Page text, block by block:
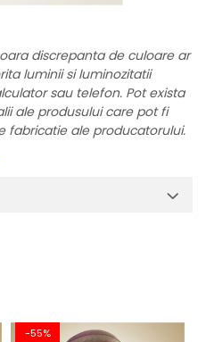
discrepanta de culoare ar
luminii si luminozitatii
sau telefon. Pot exista
ale produsului care pot fi
fabricatie ale producatorului.
-55%